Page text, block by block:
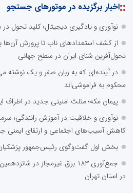
::اخبار برگزیده در موتورهای جستجو
نوآوری و یادگیری دیجیتال؛ کلید تحول
از کشف استعدادهای ناب تا پرورش آن‌ها با
تحول‌آفرین شنای ایران در سطح جهانی
در آینده‌ای که به زبان صفر و یک نوشته
محکوم به فراموشی‌اند
پیمان مکه؛ مثلث امنیتی جدید در اطراف
نوآوری و خلاقیت در آموزش رانندگی؛
کاهش آسیب‌های اجتماعی و ارتقای ایمنی
بخش اول گفت‌وگوی رئیس‌جمهور پزشکیان
جمع‌آوری 183 برق غیرمجاز در
در استان تهران